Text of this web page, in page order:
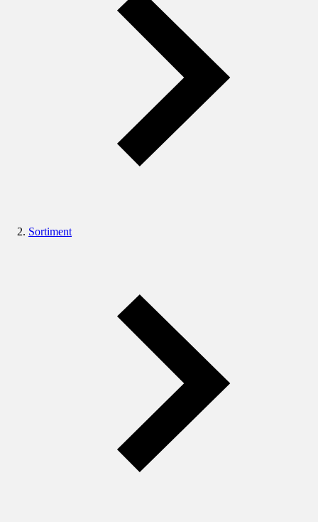
Sortiment